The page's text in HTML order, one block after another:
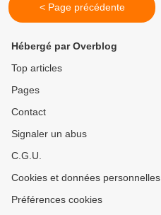
< Page précédente
Hébergé par Overblog
Top articles
Pages
Contact
Signaler un abus
C.G.U.
Cookies et données personnelles
Préférences cookies